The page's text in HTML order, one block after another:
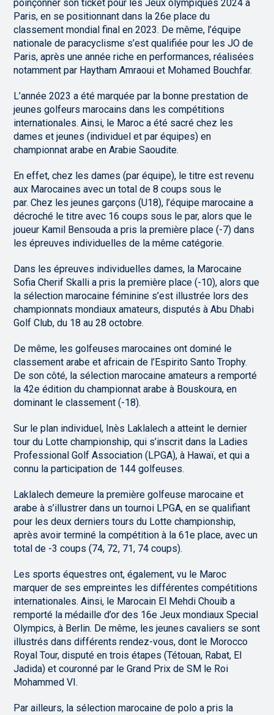
poinçonner son ticket pour les Jeux olympiques 2024 à
Paris, en se positionnant dans la 26e place du
classement mondial final en 2023. De même, l’équipe
nationale de paracyclisme s’est qualifiée pour les JO de
Paris, après une année riche en performances, réalisées
notamment par Haytham Amraoui et Mohamed Bouchfar.
L’année 2023 a été marquée par la bonne prestation de
jeunes golfeurs marocains dans les compétitions
internationales. Ainsi, le Maroc a été sacré chez les
dames et jeunes (individuel et par équipes) en
championnat arabe en Arabie Saoudite.
En effet, chez les dames (par équipe), le titre est revenu
aux Marocaines avec un total de 8 coups sous le
par. Chez les jeunes garçons (U18), l’équipe marocaine a
décroché le titre avec 16 coups sous le par, alors que le
joueur Kamil Bensouda a pris la première place (-7) dans
les épreuves individuelles de la même catégorie.
Dans les épreuves individuelles dames, la Marocaine
Sofia Cherif Skalli a pris la première place (-10), alors que
la sélection marocaine féminine s’est illustrée lors des
championnats mondiaux amateurs, disputés à Abu Dhabi
Golf Club, du 18 au 28 octobre.
De même, les golfeuses marocaines ont dominé le
classement arabe et africain de l’Espirito Santo Trophy.
De son côté, la sélection marocaine amateurs a remporté
la 42e édition du championnat arabe à Bouskoura, en
dominant le classement (-18).
Sur le plan individuel, Inès Laklalech a atteint le dernier
tour du Lotte championship, qui s’inscrit dans la Ladies
Professional Golf Association (LPGA), à Hawaï, et qui a
connu la participation de 144 golfeuses.
Laklalech demeure la première golfeuse marocaine et
arabe à s’illustrer dans un tournoi LPGA, en se qualifiant
pour les deux derniers tours du Lotte championship,
après avoir terminé la compétition à la 61e place, avec un
total de -3 coups (74, 72, 71, 74 coups).
Les sports équestres ont, également, vu le Maroc
marquer de ses empreintes les différentes compétitions
internationales. Ainsi, le Marocain El Mehdi Chouib a
remporté la médaille d’or des 16e Jeux mondiaux Special
Olympics, à Berlin. De même, les jeunes cavaliers se sont
illustrés dans différents rendez-vous, dont le Morocco
Royal Tour, disputé en trois étapes (Tétouan, Rabat, El
Jadida) et couronné par le Grand Prix de SM le Roi
Mohammed VI.
Par ailleurs, la sélection marocaine de polo a pris la